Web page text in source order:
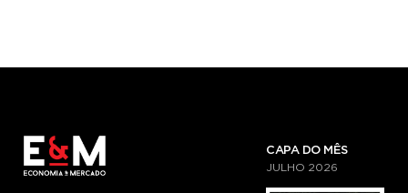
CAPA DO MÊS
JULHO 2026